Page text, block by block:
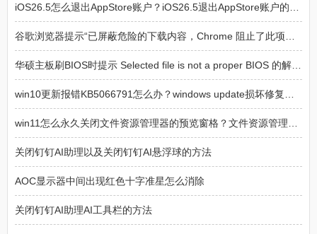
iOS26.5怎么退出AppStore账户？iOS26.5退出AppStore账户的方法
谷歌浏览器提示“已屏蔽危险的下载内容，Chrome 阻止了此项下载操作，因为该文件具有危险性”解决方法
华硕主板刷BIOS时提示 Selected file is not a proper BIOS 的解决方法
win10更新报错KB5066791怎么办？windows update损坏修复方法
win11怎么永久关闭文件资源管理器的预览窗格？文件资源管理器预览窗格永久关闭方法
关闭钉钉AI助理以及关闭钉钉AI悬浮球的方法
AOC显示器中间出现红色十字准星怎么消除
关闭钉钉AI助理AI工具栏的方法